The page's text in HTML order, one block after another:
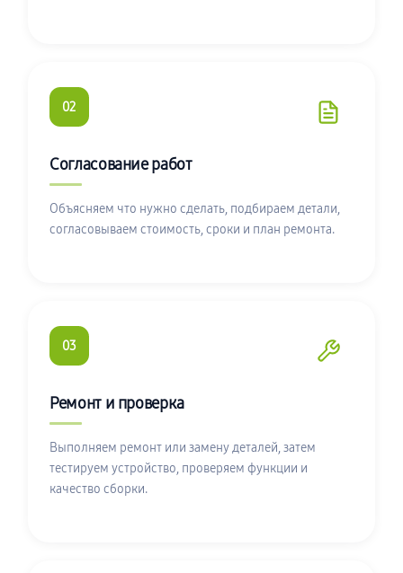
02
Согласование работ
Объясняем что нужно сделать, подбираем детали,
согласовываем стоимость, сроки и план ремонта.
03
Ремонт и проверка
Выполняем ремонт или замену деталей, затем
тестируем устройство, проверяем функции и
качество сборки.